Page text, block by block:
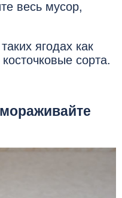
весь мусор,
ягодах как
сорта.